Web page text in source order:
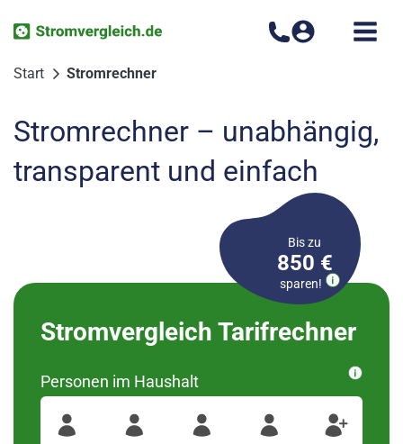
Inhalt
Start
Stromrechner
Stromrechner – unabhängig,
transparent und einfach
Stromvergleich Tarifrechner
Bis zu
850 €
sparen!
Personen im Haushalt
Bitte wählen Sie Ihren
Ortsteil aus
Für Ihre Postleitzahl
#####
wurden diese Regionen
gefunden